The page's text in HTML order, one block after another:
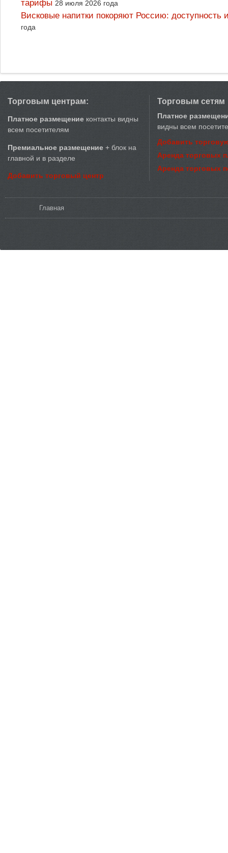
тарифы 28 июля 2026 года
Висковые напитки покоряют Россию:
года
Торговым центрам:
Платное размещение контакты видны
всем посетителям
Премиальное размещение + блок на
главной и в разделе
Добавить торговый центр
Торговым сетям
Платное
видны всем
Добавить
Аренда торговых
Аренда торговых
Главная